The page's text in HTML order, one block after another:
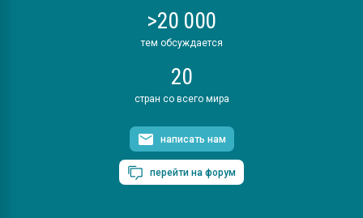
>20 000
тем обсуждается
20
стран со всего мира
написать нам
перейти на форум